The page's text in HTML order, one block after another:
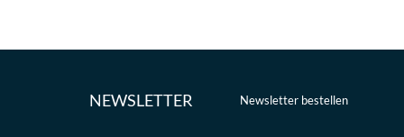
NEWSLETTER Newsletter bestellen